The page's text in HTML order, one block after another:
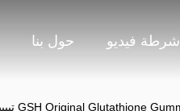
أشرطة فيديو حول بنا